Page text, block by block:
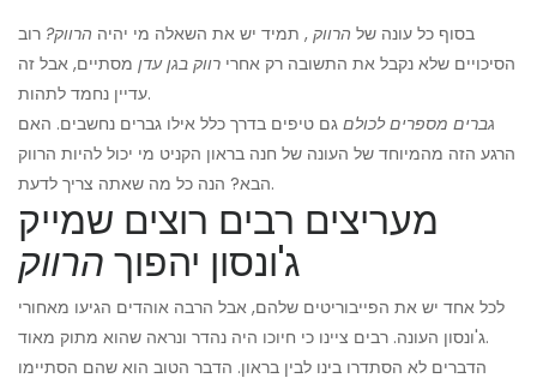
בסוף כל עונה של הרווק , תמיד יש את השאלה מי יהיה הרווק? רוב
הסיכויים שלא נקבל את התשובה רק אחרי רווק בגן עדן מסתיים, אבל זה
עדיין נחמד לתהות.
גברים מספרים לכולם גם טיפים בדרך כלל אילו גברים נחשבים. האם
הרגע הזה מהמיוחד של העונה של חנה בראון הקניט מי יכול להיות הרווק
הבא? הנה כל מה שאתה צריך לדעת.
מעריצים רבים רוצים שמייק
ג'ונסון יהפוך הרווק
לכל אחד יש את הפייבוריטים שלהם, אבל הרבה אוהדים הגיעו מאחורי
ג'ונסון העונה. רבים ציינו כי חיוכו היה נהדר ונראה שהוא מתוק מאוד.
הדברים לא הסתדרו בינו לבין בראון. הדבר הטוב הוא שהם הסתיימו